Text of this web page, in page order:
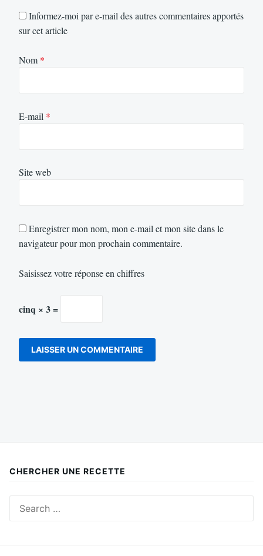
Informez-moi par e-mail des autres commentaires apportés
sur cet article
Nom *
E-mail *
Site web
Enregistrer mon nom, mon e-mail et mon site dans le
navigateur pour mon prochain commentaire.
Saisissez votre réponse en chiffres
cinq × 3 =
CHERCHER UNE RECETTE
for: